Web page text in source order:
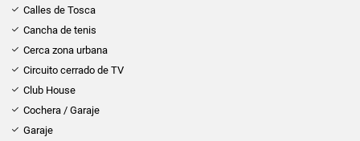
Calles de Tosca
Cancha de tenis
Cerca zona urbana
Circuito cerrado de TV
Club House
Cochera / Garaje
Garaje